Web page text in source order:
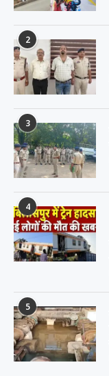
2
3
4
5